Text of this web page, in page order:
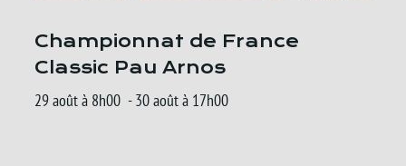
Championnat de France
Classic Pau Arnos
29 août à 8h00 -30 août à 17h00